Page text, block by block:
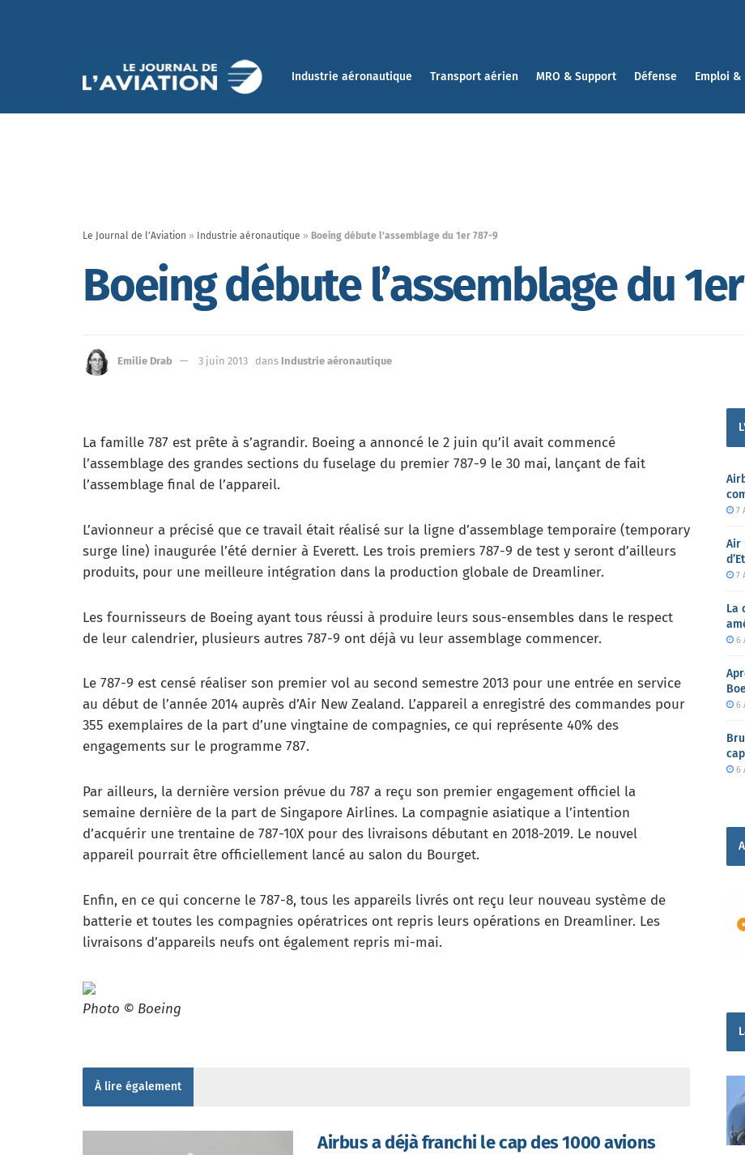
Industrie aéronautique Transport aérien MRO & Support Défense Emploi
Le Journal de l'Aviation » Industrie aéronautique » Boeing débute l’assemblage du 1er 787-9
Boeing débute l’assemblage du
Emilie Drab 3 juin 2013 dans Industrie aéronautique
La famille 787 est prête à s’agrandir. Boeing a annoncé le 2 juin qu’il avait commencé
l’assemblage des grandes sections du fuselage du premier 787-9 le 30 mai, lançant de fait
l’assemblage final de l’appareil.
L’avionneur a précisé que ce travail était réalisé sur la ligne d’assemblage temporaire (temporary
surge line) inaugurée l’été dernier à Everett. Les trois premiers 787-9 de test y seront d’ailleurs
produits, pour une meilleure intégration dans la production globale de Dreamliner.
Les fournisseurs de Boeing ayant tous réussi à produire leurs sous-ensembles dans le respect
de leur calendrier, plusieurs autres 787-9 ont déjà vu leur assemblage commencer.
Le 787-9 est censé réaliser son premier vol au second semestre 2013 pour une entrée en service
au début de l’année 2014 auprès d’Air New Zealand. L’appareil a enregistré des commandes pour
355 exemplaires de la part d’une vingtaine de compagnies, ce qui représente 40% des
engagements sur le programme 787.
Par ailleurs, la dernière version prévue du 787 a reçu son premier engagement officiel la
semaine dernière de la part de Singapore Airlines. La compagnie asiatique a l’intention
d’acquérir une trentaine de 787-10X pour des livraisons débutant en 2018-2019. Le nouvel
appareil pourrait être officiellement lancé au salon du Bourget.
Enfin, en ce qui concerne le 787-8, tous les appareils livrés ont reçu leur nouveau système de
batterie et toutes les compagnies opératrices ont repris leurs opérations en Dreamliner. Les
livraisons d’appareils neufs ont également repris mi-mai.
Photo © Boeing
À lire également
Airbus a déjà franchi le cap des 1000 avions
7
Air
7
La
6
6
6